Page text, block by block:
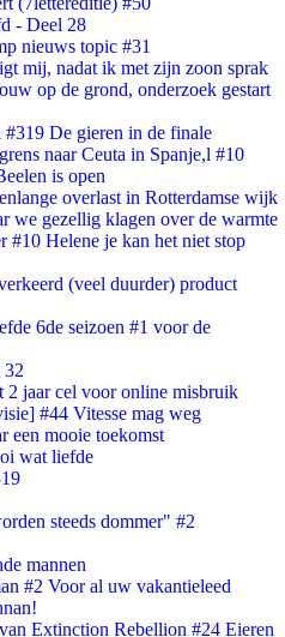
- Deel 28
nieuws topic #31
mij, nadat ik met zijn zoon sprak
op de grond, onderzoek gestart
De gieren in de finale
naar Ceuta in Spanje,l #10
is open
overlast in Rotterdamse wijk
we gezellig klagen over de warmte
#10 Helene je kan het niet stop
(veel duurder) product
6de seizoen #1 voor de
32
jaar cel voor online misbruik
#44 Vitesse mag weg
een mooie toekomst
wat liefde
steeds dommer" #2
mannen
#2 Voor al uw vakantieleed
Extinction Rebellion #24 Eieren